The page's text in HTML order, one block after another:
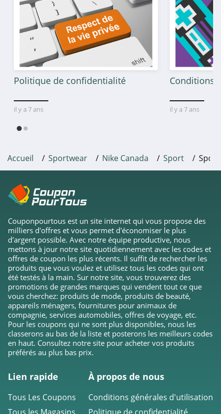
Politique de confidentialité
il y a 7 ans
Conditions
il y a 7 ans
Accueil Sportwear Nike Canada Sport
Couponpourtous est un site internet qui vous propose des
milliers d'offres et vous permet d'économiser le plus
d'argent possible. Avec notre équipe productive, nous
mettons à jour notre site quotidiennement avec les codes et
offres de coupon les plus récents. Il suffit de rechercher les
produits que vous voulez et utilisez tous les codes qui ont
été testés à la main. Sur notre site, vous trouverez des
promotions de grandes marques qui vendent tout ce que
vous cherchez: produits de mode, produits de beauté,
appareils ménagers, fournitures pour animaux de
compagnie, services automobiles, offres de voyage, etc.
Pour les coupons qui ne sont plus disponibles, nous les
classerons au bas de la liste et posterons les meilleurs codes
en haut. Consultez notre site pour acheter vos produits
préférés au plus bas prix.
Lien rapide
Tous Les Coupons
À propos de nous
Conditions générales d'utilisation